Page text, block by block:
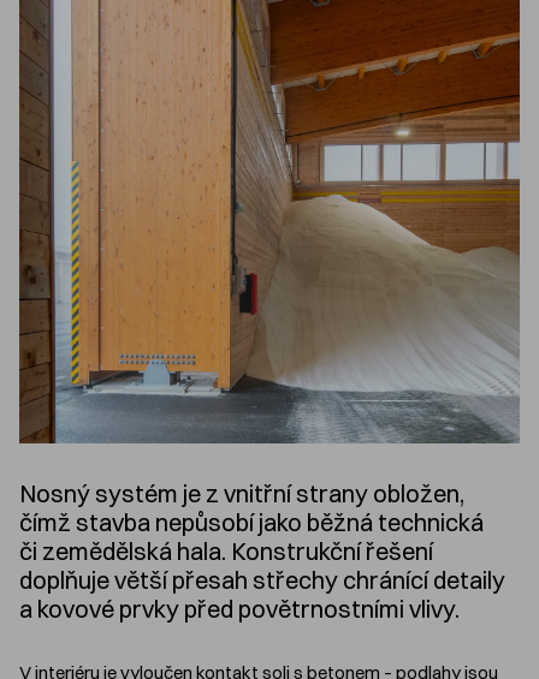
Nosný systém je z vnitřní strany obložen,
čímž stavba nepůsobí jako běžná technická
či zemědělská hala. Konstrukční řešení
doplňuje větší přesah střechy chránící detaily
a kovové prvky před povětrnostními vlivy.
V interiéru je vyloučen kontakt soli s betonem – podlahy jsou